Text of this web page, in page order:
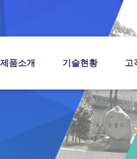
제품소개 기술현황 고